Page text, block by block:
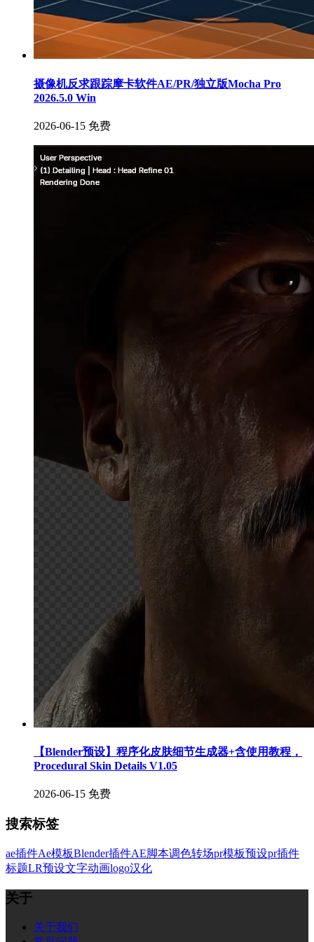
摄像机反求跟踪摩卡软件AE/PR/独立版Mocha Pro
2026.5.0 Win
2026-06-15 免费
【Blender预设】程序化皮肤细节生成器+含使用教程，
Procedural Skin Details V1.05
2026-06-15 免费
搜索标签
ae插件Ae模板Blender插件AE脚本调色转场pr模板预设pr插件
标题LR预设文字动画logo汉化
关于
关于我们